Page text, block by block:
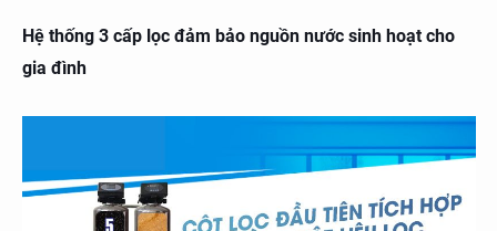
Hệ thống 3 cấp lọc đảm bảo nguồn nước sinh hoạt cho
gia đình